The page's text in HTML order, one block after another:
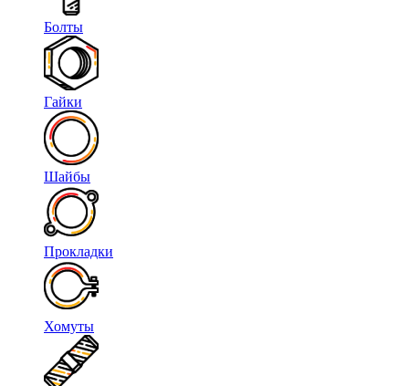
Болты
Гайки
Шайбы
Прокладки
Хомуты